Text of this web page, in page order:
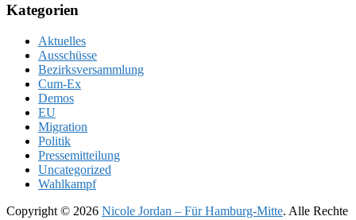
Kategorien
Aktuelles
Ausschüsse
Bezirksversammlung
Cum-Ex
Demos
EU
Migration
Politik
Pressemitteilung
Uncategorized
Wahlkampf
Copyright © 2026 Nicole Jordan – Für Hamburg-Mitte. Alle Rechte